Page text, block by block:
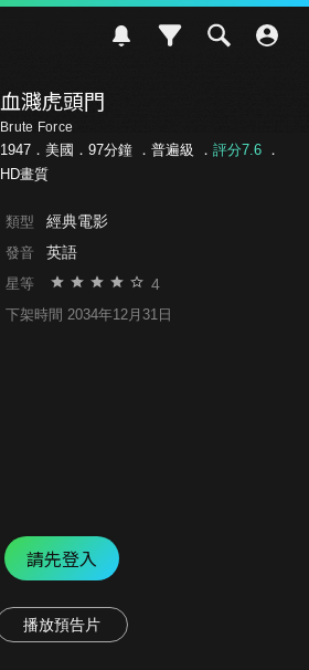
血濺虎頭門
Brute Force
1947．美國．97分鐘 ． 普遍級 ． 評分7.6．
HD畫質
類型 經典電影
發音 英語
星等 4
下架時間 2034年12月31日
請先登入
播放預告片